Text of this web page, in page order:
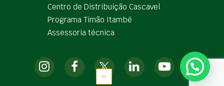
Centro de Distribuição Cascavel
Programa Timão Itambé
Assessoria técnica